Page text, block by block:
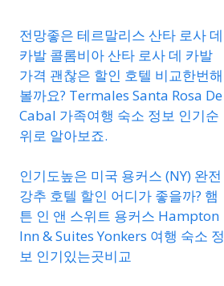
전망좋은 테르말리스 산타 로사 데
카발 콜롬비아 산타 로사 데 카발
가격 괜찮은 할인 호텔 비교한번해
볼까요? Termales Santa Rosa De
Cabal 가족여행 숙소 정보 인기순
위로 알아보죠.
인기도높은 미국 용커스 (NY) 완전
강추 호텔 할인 어디가 좋을까? 햄
튼 인 앤 스위트 용커스 Hampton
Inn & Suites Yonkers 여행 숙소 정
보 인기있는곳비교